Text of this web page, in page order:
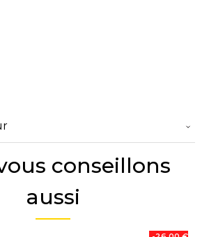
conseillons
aussi